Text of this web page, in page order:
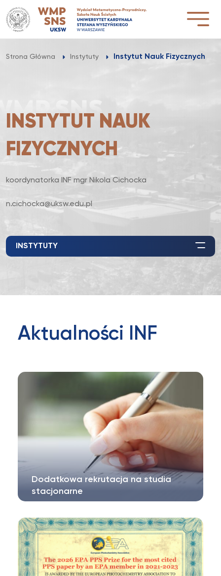
Przejdź
do
treści
Strona Główna Instytuty Instytut Nauk Fizycznych
INSTYTUT NAUK
FIZYCZNYCH
koordynatorka INF mgr Nikola Cichocka
n.cichocka@uksw.edu.pl
INSTYTUTY
Aktualności INF
Dodatkowa rekrutacja na studia
stacjonarne
sierpnia 2026r. możliwa będzie rejestracja…